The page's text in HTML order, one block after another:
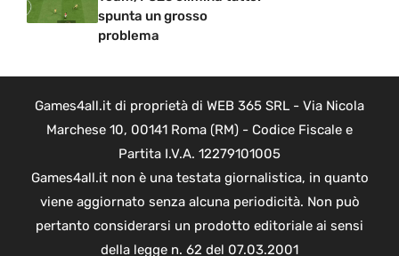
spunta un grosso
problema
Games4all.it di proprietà di WEB 365 SRL - Via Nicola
Marchese 10, 00141 Roma (RM) - Codice Fiscale e
Partita I.V.A. 12279101005
Games4all.it non è una testata giornalistica, in quanto
viene aggiornato senza alcuna periodicità. Non può
pertanto considerarsi un prodotto editoriale ai sensi
della legge n. 62 del 07.03.2001